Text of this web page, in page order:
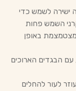
ישירה לשמש כדי
השמש פחות
באופן
עם הבגדים הארוכים
לעור להחלים